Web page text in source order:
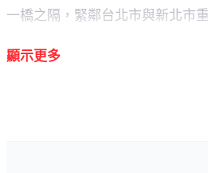
一橋之隔，緊鄰台北市與新北市
顯示更多